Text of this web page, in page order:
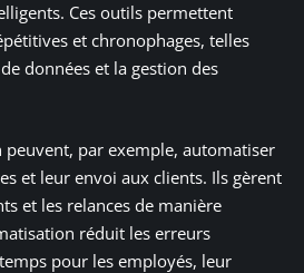
Ces outils permettent
et chronophages, telles
données et la gestion des
peuvent, par exemple, automatiser
et leur envoi aux clients. Ils gèrent
et les relances de manière
réduit les erreurs
pour les employés, leur